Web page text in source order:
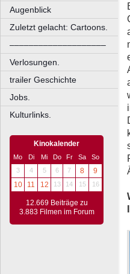
Augenblick
Zuletzt gelacht: Cartoons.
––––––––––––––––––––
Verlosungen.
trailer Geschichte
Jobs.
Kulturlinks.
Kinokalender
Mo Di Mi Do Fr Sa
So
3
4 5 6 7 8
9
10
11 12 13 14 15 16
12.669 Beiträge zu
3.883 Filmen im Forum